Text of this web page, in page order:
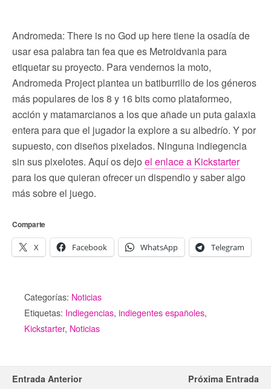
Andromeda: There is no God up here tiene la osadía de
usar esa palabra tan fea que es Metroidvania para
etiquetar su proyecto. Para vendernos la moto,
Andromeda Project plantea un batiburrillo de los géneros
más populares de los 8 y 16 bits como plataformeo,
acción y matamarcianos a los que añade un puta galaxia
entera para que el jugador la explore a su albedrío. Y por
supuesto, con diseños pixelados. Ninguna indiegencia
sin sus pixelotes. Aquí os dejo el enlace a Kickstarter
para los que quieran ofrecer un dispendio y saber algo
más sobre el juego.
Comparte
X Facebook WhatsApp Telegram
Categorías: Noticias
Etiquetas: Indiegencias, indiegentes españoles,
Kickstarter, Noticias
Entrada Anterior Próxima Entrada